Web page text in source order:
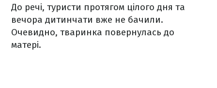
До речі, туристи протягом цілого дня та
вечора дитинчати вже не бачили.
Очевидно, тваринка повернулась до
матері.